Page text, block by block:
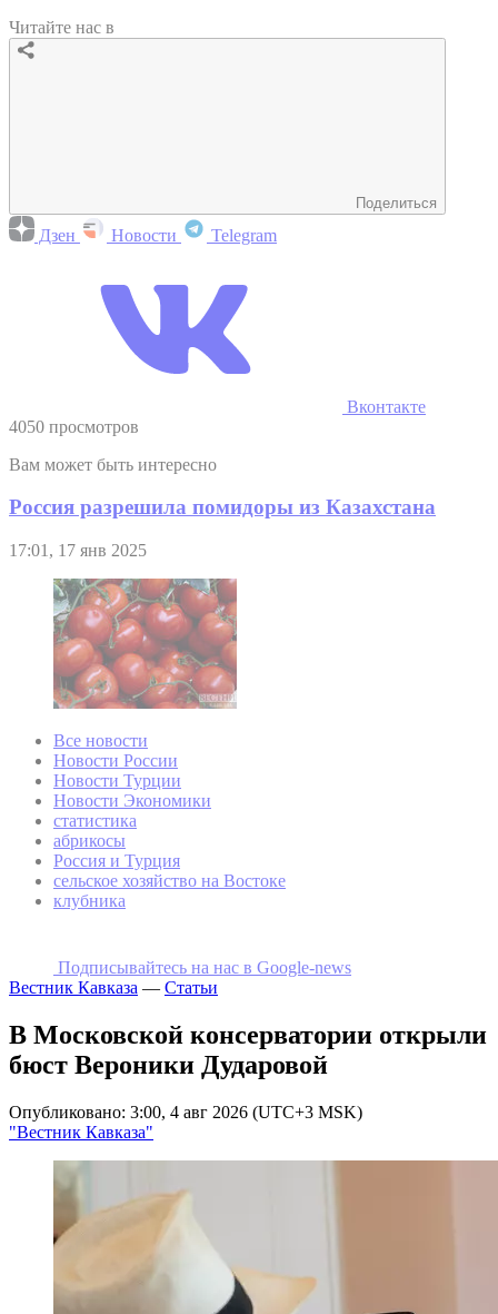
Читайте нас в
Поделиться
Дзен Новости Telegram
Вконтакте
4050 просмотров
Вам может быть интересно
Россия разрешила помидоры из Казахстана
17:01, 17 янв 2025
Все новости
Новости России
Новости Турции
Новости Экономики
статистика
абрикосы
Россия и Турция
сельское хозяйство на Востоке
клубника
Подписывайтесь на наc в Google-news
Вестник Кавказа — Статьи
В Московской консерватории открыли
бюст Вероники Дударовой
Опубликовано: 3:00, 4 авг 2026 (UTC+3 MSK)
"Вестник Кавказа"